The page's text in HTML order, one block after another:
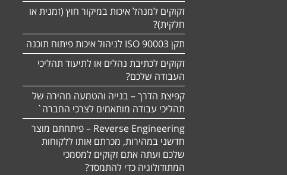
זקוקים למנהל איכות במיקור חוץ (זמנית או
חלקית)?
תקן ISO 90003 לניהול איכות פיתוח תוכנה
זקוקים לכתיבת נהלים או לתיעוד תהליכי
העבודה שלכם?
קפיצת הדרך – בנייה והטמעה מהירה של
תהליכי עבודה מותאמים לצרכי החברה`
Reverse Engineering – פיתחתם מוצר
חדשני במהירות, מכרתם אותו ללקוחות
שלכם ועתה אתם זקוקים למסמכי
המתודולוגיה כדי להתמסד?